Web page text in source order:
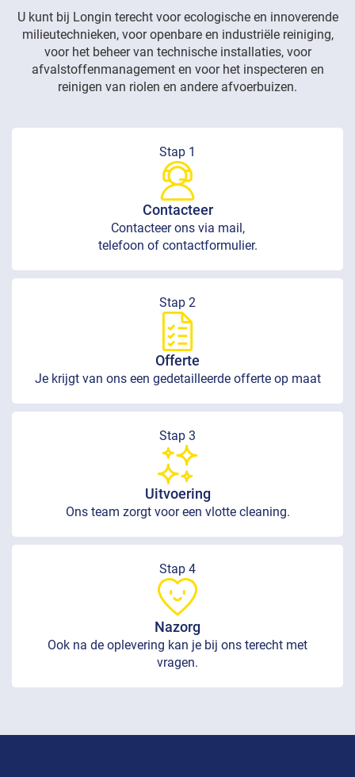
U kunt bij Longin terecht voor ecologische en innoverende
milieutechnieken, voor openbare en industriële reiniging,
voor het beheer van technische installaties, voor
afvalstoffenmanagement en voor het inspecteren en
reinigen van riolen en andere afvoerbuizen.
Stap 1
Contacteer
Contacteer ons via mail,
telefoon of contactformulier.
Stap 2
Offerte
Je krijgt van ons een gedetailleerde offerte op maat
Stap 3
Uitvoering
Ons team zorgt voor een vlotte cleaning.
Stap 4
Nazorg
Ook na de oplevering kan je bij ons terecht met
vragen.